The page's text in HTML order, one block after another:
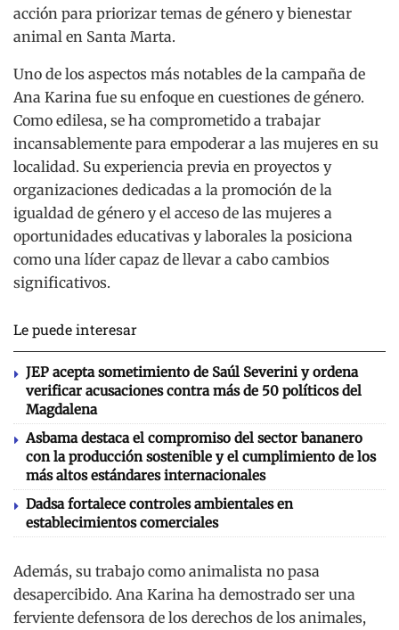
acción para priorizar temas de género y bienestar
animal en Santa Marta.
Uno de los aspectos más notables de la campaña de
Ana Karina fue su enfoque en cuestiones de género.
Como edilesa, se ha comprometido a trabajar
incansablemente para empoderar a las mujeres en su
localidad. Su experiencia previa en proyectos y
organizaciones dedicadas a la promoción de la
igualdad de género y el acceso de las mujeres a
oportunidades educativas y laborales la posiciona
como una líder capaz de llevar a cabo cambios
significativos.
Le puede interesar
JEP acepta sometimiento de Saúl Severini y ordena
verificar acusaciones contra más de 50 políticos del
Magdalena
Asbama destaca el compromiso del sector bananero
con la producción sostenible y el cumplimiento de los
más altos estándares internacionales
Dadsa fortalece controles ambientales en
establecimientos comerciales
Además, su trabajo como animalista no pasa
desapercibido. Ana Karina ha demostrado ser una
ferviente defensora de los derechos de los animales,